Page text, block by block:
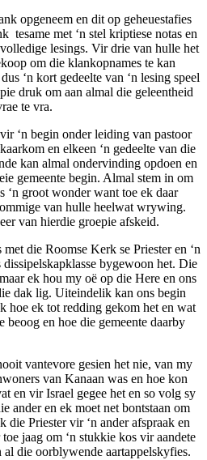
opgeneem en dit op geheuestafies
tesame met ‘n stel kriptiese notas en
lesings. Vir drie van hulle het
om die klankopnames te kan
‘n kort gedeelte van ‘n lesing speel
druk om aan almal die geleentheid
te vra.
‘n begin onder leiding van pastoor
en elkeen ‘n gedeelte van die
kan almal ondervinding opdoen en
gemeente begin. Almal stem in om
‘n groot wonder want toe ek daar
van hulle heelwat wrywing.
van hierdie groepie afskeid.
die Roomse Kerk se Priester en ‘n
bygewoon het. Die
ek hou my oë op die Here en ons
dak lig. Uiteindelik kan ons begin
hoe ek tot redding gekom het en wat
beoog en hoe die gemeente daarby
vantevore gesien het nie, van my
van Kanaan was en hoe kon
en vir Israel gegee het en so volg sy
ander en ek moet net bontstaan om
Priester vir ‘n ander afspraak en
jaag om ‘n stukkie kos vir aandete
al die oorblywende aartappelskyfies.